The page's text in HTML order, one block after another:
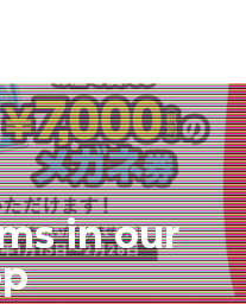
in our